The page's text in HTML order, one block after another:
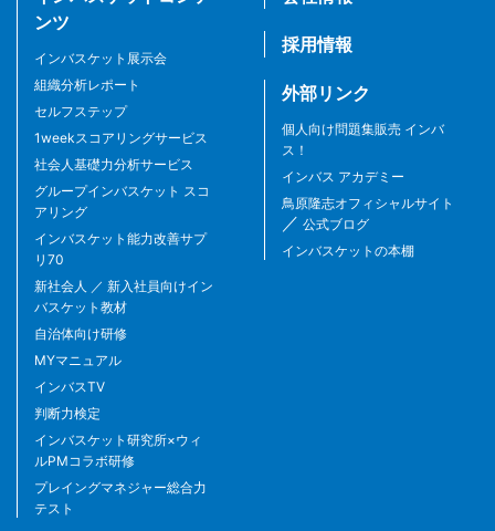
ンツ
インバスケット展示会
組織分析レポート
セルフステップ
1weekスコアリングサービス
社会人基礎力分析サービス
グループインバスケット スコ
アリング
インバスケット能力改善サプ
リ70
新社会人 ／ 新入社員向けイン
バスケット教材
自治体向け研修
MYマニュアル
インバスTV
判断力検定
インバスケット研究所×ウィ
ルPMコラボ研修
プレイングマネジャー総合力
テスト
採用情報
外部リンク
個人向け問題集販売 インバ
ス！
インバス アカデミー
鳥原隆志オフィシャルサイト
／ 公式ブログ
インバスケットの本棚